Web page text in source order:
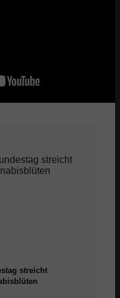
streicht